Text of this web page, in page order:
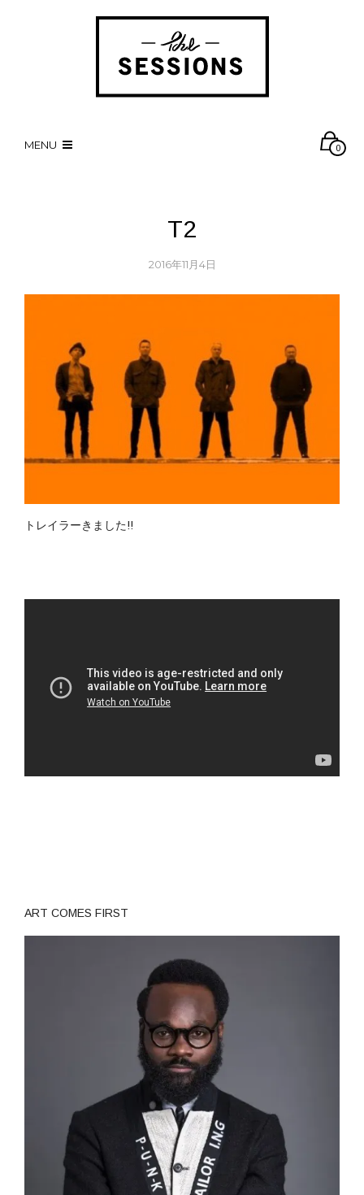
MENU 0
T2
2016年11月4日
トレイラーきました!!
ART COMES FIRST